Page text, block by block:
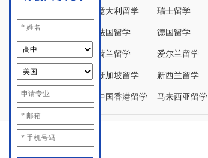
意大利留学 瑞士留学
法国留学 德国留学
荷兰留学 爱尔兰留学
新加坡留学 新西兰留学
中国香港留学 马来西亚留学